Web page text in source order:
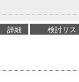
詳細 検討リス